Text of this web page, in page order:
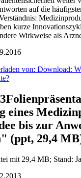
auf die
kurze
Wirkweise als
von: Download:
eines
bis zur
(ppt, 29,4
mit 29,4 MB; Stand: